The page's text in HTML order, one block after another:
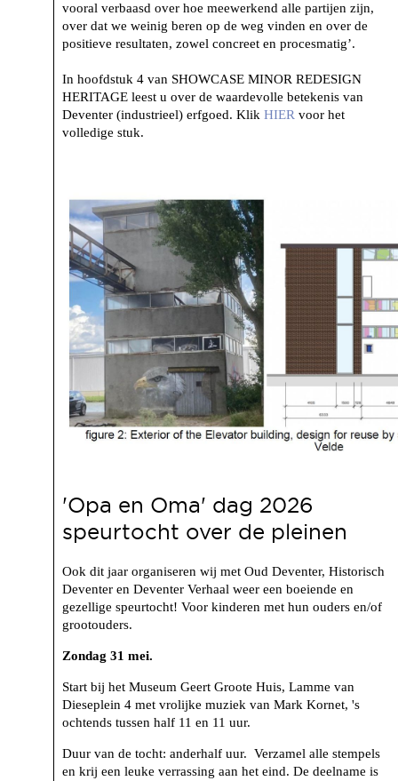
vooral verbaasd over hoe meewerkend alle partijen zijn,
over dat we weinig beren op de weg vinden en over de
positieve resultaten, zowel concreet en procesmatig’.
In hoofdstuk 4 van SHOWCASE MINOR REDESIGN
HERITAGE leest u over de waardevolle betekenis van
Deventer (industrieel) erfgoed. Klik HIER voor het
volledige stuk.
'Opa en Oma' dag 2026
speurtocht over de pleinen
Ook dit jaar organiseren wij met Oud Deventer, Historisch
Deventer en Deventer Verhaal weer een boeiende en
gezellige speurtocht! Voor kinderen met hun ouders en/of
grootouders.
Zondag 31 mei.
Start bij het Museum Geert Groote Huis, Lamme van
Dieseplein 4 met vrolijke muziek van Mark Kornet, 's
ochtends tussen half 11 en 11 uur.
Duur van de tocht: anderhalf uur. Verzamel alle stempels
en krij een leuke verrassing aan het eind. De deelname is